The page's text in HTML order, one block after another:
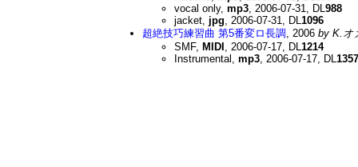
vocal only, mp3, 2006-07-31, DL 988
jacket, jpg , 2006-07-31, DL 1096
超絶技巧練習曲 第5番変ロ長調 , 2006 by K.オ
SMF, MIDI , 2006-07-17, DL 1214
Instrumental, mp3, 2006-07-17, DL 1357